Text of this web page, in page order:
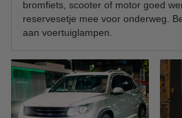
bromfiets, scooter of motor goed
reservesetje mee voor onderweg.
aan voertuiglampen.